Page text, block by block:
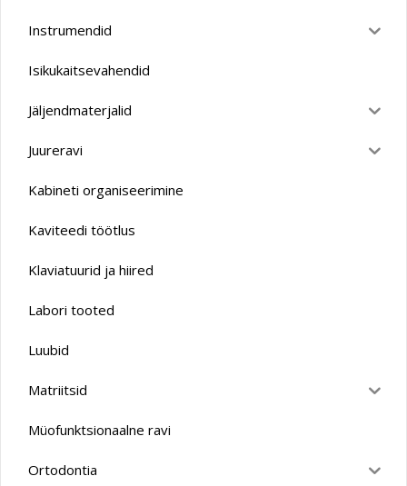
Instrumendid
Isikukaitsevahendid
Jäljendmaterjalid
Juureravi
Kabineti organiseerimine
Kaviteedi töötlus
Klaviatuurid ja hiired
Labori tooted
Luubid
Matriitsid
Müofunktsionaalne ravi
Ortodontia